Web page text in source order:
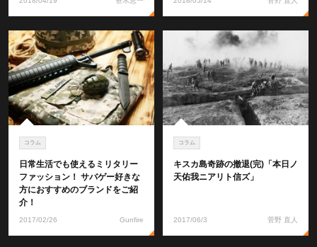
コラム
日常生活でも使えるミリタリー
ファッション！ サバゲー好きな
方におすすめのブランドをご紹
介！
2017/02/26 Gunfire
コラム
キスカ島奇跡の撤退(完)「本日ノ
天佑我ニアリト信ズ」
2017/06/3 菅野 直人